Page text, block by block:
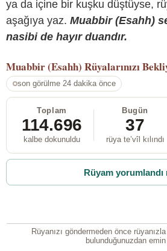
ya da içine bir kuşku düştüyse,
aşağıya yaz. Muabbir (Esahh)
nasibi de hayır duandır.
Muabbir (Esahh) Rüyalarınızı
son görülme 24 dakika önce
Toplam
114.696
kalbe dokunuldu
Bugün
37
rüya te’vîl kılındı
Rüyam yorumlandı
Rüyanızı göndermeden önce
bulunduğunuzdan